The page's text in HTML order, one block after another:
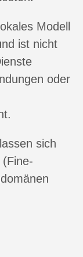
Modell
ist nicht
oder
sich